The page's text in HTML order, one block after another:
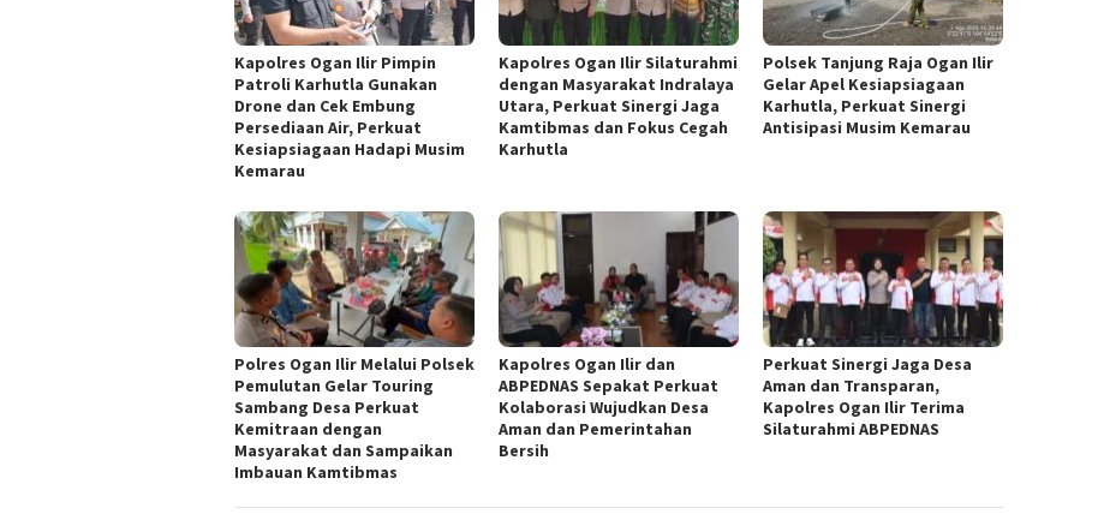
Kapolres Ogan Ilir Pimpin
Patroli Karhutla Gunakan
Drone dan Cek Embung
Persediaan Air, Perkuat
Kesiapsiagaan Hadapi Musim
Kemarau
Kapolres Ogan Ilir Silaturahmi
dengan Masyarakat Indralaya
Utara, Perkuat Sinergi Jaga
Kamtibmas dan Fokus Cegah
Karhutla
Polsek Tanjung Raja Ogan Ilir
Gelar Apel Kesiapsiagaan
Karhutla, Perkuat Sinergi
Antisipasi Musim Kemarau
Polres Ogan Ilir Melalui Polsek
Pemulutan Gelar Touring
Sambang Desa Perkuat
Kemitraan dengan
Masyarakat dan Sampaikan
Imbauan Kamtibmas
Kapolres Ogan Ilir dan
ABPEDNAS Sepakat Perkuat
Kolaborasi Wujudkan Desa
Aman dan Pemerintahan
Bersih
Perkuat Sinergi Jaga Desa
Aman dan Transparan,
Kapolres Ogan Ilir Terima
Silaturahmi ABPEDNAS